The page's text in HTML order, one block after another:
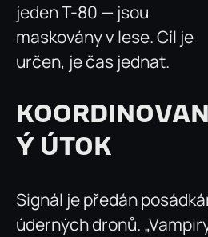
jeden T-80 — jsou
maskovány v lese. Cíl je
určen, je čas jednat.
KOORDINOVAN
Ý ÚTOK
Signál je předán
úderných dronů.